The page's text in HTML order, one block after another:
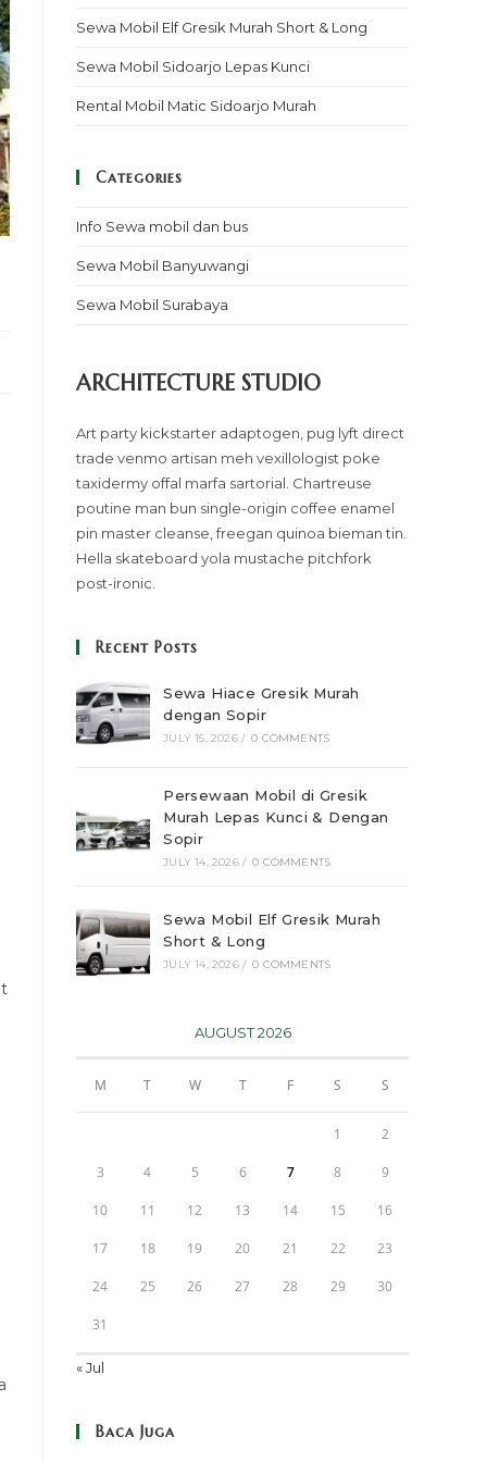
Sewa Mobil Elf Gresik Murah Short & Long
Sewa Mobil Sidoarjo Lepas Kunci
Rental Mobil Matic Sidoarjo Murah
Categories
Info Sewa mobil dan bus
Sewa Mobil Banyuwangi
Sewa Mobil Surabaya
ARCHITECTURE STUDIO
Art party kickstarter adaptogen, pug lyft direct
trade venmo artisan meh vexillologist poke
taxidermy offal marfa sartorial. Chartreuse
poutine man bun single-origin coffee enamel
pin master cleanse, freegan quinoa bieman tin.
Hella skateboard yola mustache pitchfork
post-ironic.
Recent Posts
Sewa Hiace Gresik Murah
dengan Sopir
JULY 15, 2026 / 0 COMMENTS
Persewaan Mobil di Gresik
Murah Lepas Kunci & Dengan
Sopir
JULY 14, 2026 / 0 COMMENTS
Sewa Mobil Elf Gresik Murah
Short & Long
JULY 14, 2026 / 0 COMMENTS
AUGUST 2026
M T W T F S S
1 2
3 4 5 6 7 8 9
10 11 12 13 14 15 16
17 18 19 20 21 22 23
24 25 26 27 28 29 30
31
« Jul
Baca Juga